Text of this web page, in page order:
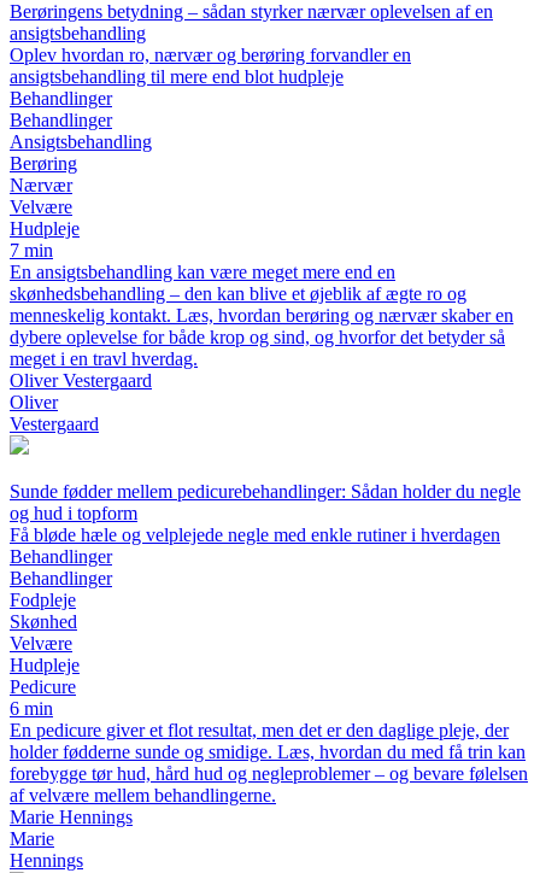
Berøringens betydning – sådan styrker nærvær oplevelsen af en
ansigtsbehandling
Oplev hvordan ro, nærvær og berøring forvandler en
ansigtsbehandling til mere end blot hudpleje
Behandlinger
Behandlinger
Ansigtsbehandling
Berøring
Nærvær
Velvære
Hudpleje
7 min
En ansigtsbehandling kan være meget mere end en
skønhedsbehandling – den kan blive et øjeblik af ægte ro og
menneskelig kontakt. Læs, hvordan berøring og nærvær skaber en
dybere oplevelse for både krop og sind, og hvorfor det betyder så
meget i en travl hverdag.
Oliver Vestergaard
Oliver
Vestergaard
Sunde fødder mellem pedicurebehandlinger: Sådan holder du negle
og hud i topform
Få bløde hæle og velplejede negle med enkle rutiner i hverdagen
Behandlinger
Behandlinger
Fodpleje
Skønhed
Velvære
Hudpleje
Pedicure
6 min
En pedicure giver et flot resultat, men det er den daglige pleje, der
holder fødderne sunde og smidige. Læs, hvordan du med få trin kan
forebygge tør hud, hård hud og negleproblemer – og bevare følelsen
af velvære mellem behandlingerne.
Marie Hennings
Marie
Hennings